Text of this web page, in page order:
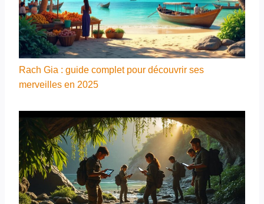
Rach Gia : guide complet pour découvrir ses
merveilles en 2025